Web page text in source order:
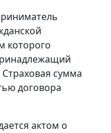
которого
Страховая сумма
договора
актом о